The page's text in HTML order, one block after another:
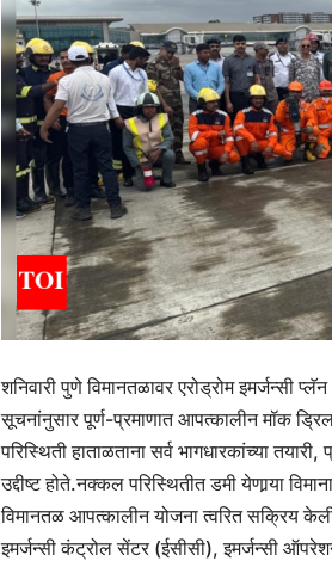
शनिवारी पुणे विमानतळावर एरोड्रोम इमर्जन्सी
सूचनांनुसार पूर्ण-प्रमाणात आपत्कालीन मॉक
परिस्थिती हाताळताना सर्व भागधारकांच्या
उद्दीष्ट होते.नक्कल परिस्थितीत डमी येणार्‍या
विमानतळ आपत्कालीन योजना त्वरित सक्रिय
इमर्जन्सी कंट्रोल सेंटर (ईसीसी), इमर्जन्सी